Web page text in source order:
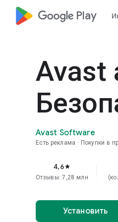
google_logo Play
Avast
Avast Software
Есть реклама Покупки в
4,6star
Отзывы: 7,28 млн
Установить